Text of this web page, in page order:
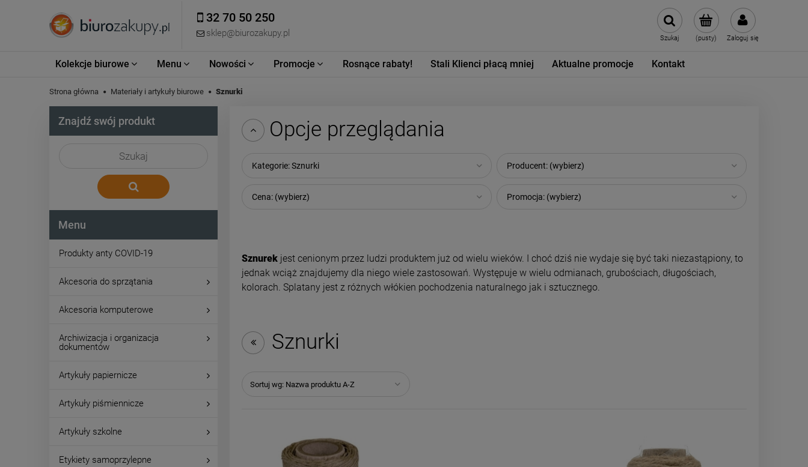
32 70 50 250
sklep@biurozakupy.pl (pusty) Zaloguj się
Szukaj
Kolekcje biurowe Menu Nowości Promocje Rosnące rabaty! Stali Klienci płacą mniej Aktualne promocje Kontakt
Strona główna Materiały i artykuły biurowe Sznurki
Znajdź swój produkt
Menu
Produkty anty COVID-19
Akcesoria do sprzątania
Akcesoria komputerowe
Archiwizacja i organizacja
dokumentów
Artykuły papiernicze
Artykuły piśmiennicze
Artykuły szkolne
Etykiety samoprzylepne
Opcje przeglądania
Kategorie: Sznurki Producent: (wybierz)
Cena: (wybierz) Promocja: (wybierz)
Sznurek jest cenionym przez ludzi produktem już od wielu wieków. I choć dziś nie wydaje się być taki niezastąpiony, to
jednak wciąż znajdujemy dla niego wiele zastosowań. Występuje w wielu odmianach, grubościach, długościach,
kolorach. Splatany jest z różnych włókien pochodzenia naturalnego jak i sztucznego.
Sznurki
Sortuj wg: Nazwa produktu A-Z